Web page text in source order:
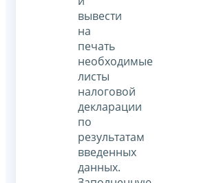
вывести
на
печать
необходимые
листы
налоговой
декларации
по
результатам
введенных
данных.